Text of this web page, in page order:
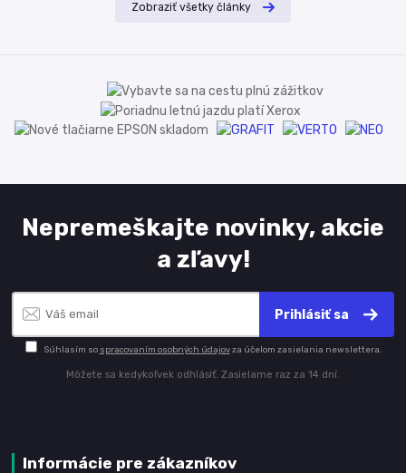
Zobraziť všetky články
Nepremeškajte novinky, akcie
a zľavy!
Prihlásiť sa
Súhlasím so spracovaním osobných údajovza účelom zasielania newslettera.
Môžete sa kedykoľvek odhlásiť. Zasielame raz za 14 dní.
Informácie pre zákazníkov